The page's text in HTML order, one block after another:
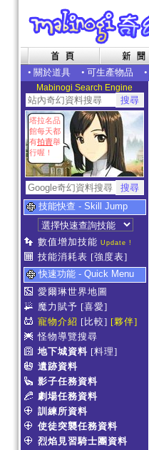
• 關於道具 • 可生產物品 •
Mabinogi Search Engine
塔拉名品
館每天都
有拍賣舉
行喔！
技能快查 - Skill Jump
數值增加技能 Update !
技能消耗表 [強度表]
快速功能 - Quick Menu
愛爾琳世界地圖
魔力賦予 [喜愛]
寵物介紹 [比較] [夥伴]
怪物導覽搜尋
地下城資料 [料理]
遺跡資料
影子任務資料
劇場任務資料
訓練所資料
使徒突襲任務資料
烈焰見習騎士團資料